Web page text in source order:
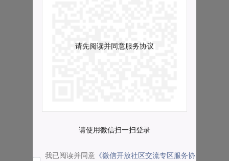
请先阅读并同意服务协议
请使用微信扫一扫登录
我已阅读并同意 《微信开放社区交流专区服务协